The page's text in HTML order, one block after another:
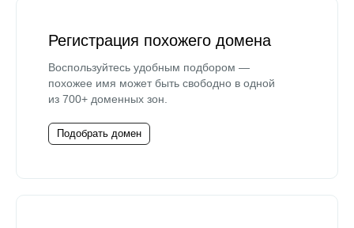
Регистрация похожего домена
Воспользуйтесь удобным подбором —
похожее имя может быть свободно в одной
из 700+ доменных зон.
Подобрать домен